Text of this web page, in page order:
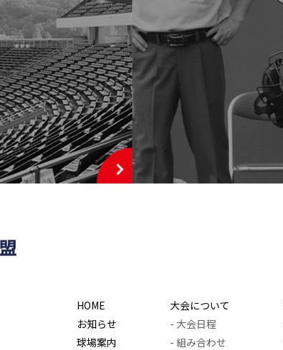
HOME
お知らせ
球場案内
大会について
- 大会日程
- 組み合わせ